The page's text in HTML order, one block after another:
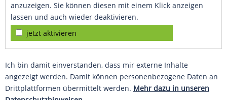
anzuzeigen. Sie können diesen mit einem Klick anzeigen
lassen und auch wieder deaktivieren.
jetzt aktivieren
Ich bin damit einverstanden, dass mir externe Inhalte
angezeigt werden. Damit können personenbezogene Daten an
Drittplattformen übermittelt werden. Mehr dazu in unseren